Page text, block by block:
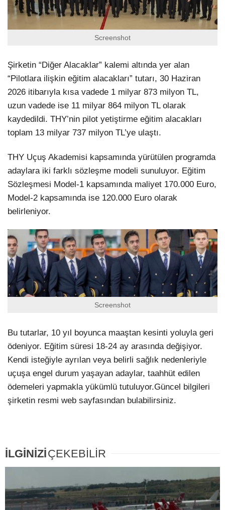
Screenshot
Şirketin “Diğer Alacaklar” kalemi altında yer alan
“Pilotlara ilişkin eğitim alacakları” tutarı, 30 Haziran
2026 itibarıyla kısa vadede 1 milyar 873 milyon TL,
uzun vadede ise 11 milyar 864 milyon TL olarak
kaydedildi. THY’nin pilot yetiştirme eğitim alacakları
toplam 13 milyar 737 milyon TL’ye ulaştı.
THY Uçuş Akademisi kapsamında yürütülen programda
adaylara iki farklı sözleşme modeli sunuluyor. Eğitim
Sözleşmesi Model-1 kapsamında maliyet 170.000 Euro,
Model-2 kapsamında ise 120.000 Euro olarak
belirleniyor.
Screenshot
Bu tutarlar, 10 yıl boyunca maaştan kesinti yoluyla geri
ödeniyor. Eğitim süresi 18-24 ay arasında değişiyor.
Kendi isteğiyle ayrılan veya belirli sağlık nedenleriyle
uçuşa engel durum yaşayan adaylar, taahhüt edilen
ödemeleri yapmakla yükümlü tutuluyor.Güncel bilgileri
şirketin resmi web sayfasından bulabilirsiniz.
İLGİNİZİÇEKEBİLİR